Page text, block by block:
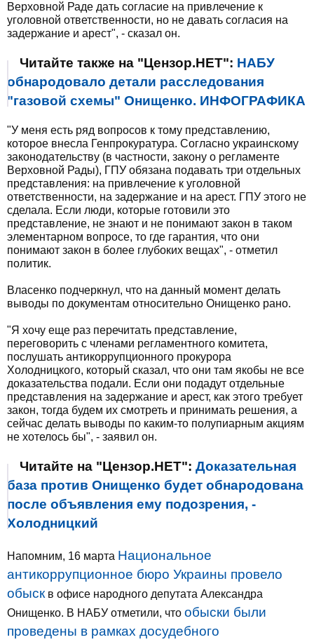
Верховной Раде дать согласие на привлечение к
уголовной ответственности, но не давать согласия на
задержание и арест", - сказал он.
Читайте также на "Цензор.НЕТ": НАБУ
обнародовало детали расследования
"газовой схемы" Онищенко. ИНФОГРАФИКА
"У меня есть ряд вопросов к тому представлению,
которое внесла Генпрокуратура. Согласно украинскому
законодательству (в частности, закону о регламенте
Верховной Рады), ГПУ обязана подавать три отдельных
представления: на привлечение к уголовной
ответственности, на задержание и на арест. ГПУ этого не
сделала. Если люди, которые готовили это
представление, не знают и не понимают закон в таком
элементарном вопросе, то где гарантия, что они
понимают закон в более глубоких вещах", - отметил
политик.
Власенко подчеркнул, что на данный момент делать
выводы по документам относительно Онищенко рано.
"Я хочу еще раз перечитать представление,
переговорить с членами регламентного комитета,
послушать антикоррупционного прокурора
Холодницкого, который сказал, что они там якобы не все
доказательства подали. Если они подадут отдельные
представления на задержание и арест, как этого требует
закон, тогда будем их смотреть и принимать решения, а
сейчас делать выводы по каким-то полупиарным акциям
не хотелось бы", - заявил он.
Читайте на "Цензор.НЕТ": Доказательная
база против Онищенко будет обнародована
после объявления ему подозрения, -
Холодницкий
Напомним, 16 марта Национальное
антикоррупционное бюро Украины провело
обыск в офисе народного депутата Александра
Онищенко. В НАБУ отметили, что обыски были
проведены в рамках досудебного